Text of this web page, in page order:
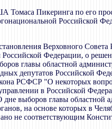
Томаса Пикеринга по его
Российской
Верховного
Федерации, о
главы областной
депутатов Российской
РСФСР "О некоторых
в Российской
выборов главы
на основе которых в
не соответствующим